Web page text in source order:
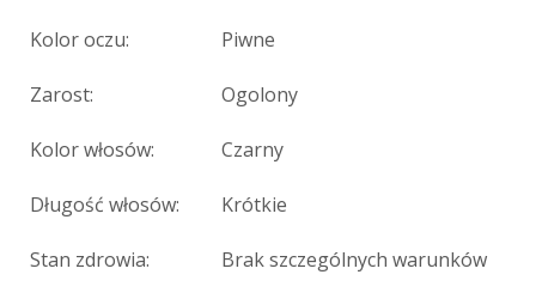
Kolor oczu: Piwne
Zarost: Ogolony
Kolor włosów: Czarny
Długość włosów: Krótkie
Stan zdrowia: Brak szczególnych warunków